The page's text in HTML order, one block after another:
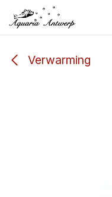
Overslaan naar inhoud
Verwarming